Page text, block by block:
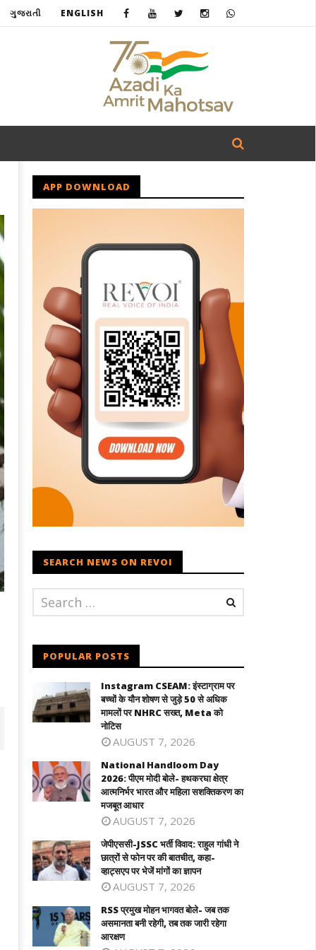
ગુજરાતી ENGLISH
फोन पर की बातचीत, कहा- व्हाट्सएप पर भेजें
जारी किया कार्यक्रम, 5 सितम्बर को भारत-पाक
की टक्कर
August
APP DOWNLOAD
SEARCH NEWS ON REVOI
POPULAR POSTS
Instagram CSEAM: इंस्टाग्राम पर
बच्चों के यौन शोषण से जुड़े 50 से अधिक
मामलों पर NHRC सख्त, Meta को
नोटिस
AUGUST 7, 2026
National Handloom Day
2026: पीएम मोदी बोले- हथकरघा क्षेत्र
आत्मनिर्भर भारत और महिला सशक्तिकरण का
मजबूत आधार
AUGUST 7, 2026
जेपीएससी-JSSC भर्ती विवाद: राहुल गांधी ने
छात्रों से फोन पर की बातचीत, कहा-
व्हाट्सएप पर भेजें मांगों का ज्ञापन
AUGUST 7, 2026
RSS प्रमुख मोहन भागवत बोले- जब तक
असमानता बनी रहेगी, तब तक जारी रहेगा
आरक्षण